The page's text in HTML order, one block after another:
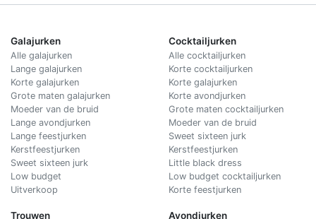
Galajurken
Alle galajurken
Lange galajurken
Korte galajurken
Grote maten galajurken
Moeder van de bruid
Lange avondjurken
Lange feestjurken
Kerstfeestjurken
Sweet sixteen jurk
Low budget
Uitverkoop
Trouwen
Cocktailjurken
Alle cocktailjurken
Korte cocktailjurken
Korte galajurken
Korte avondjurken
Grote maten cocktailjurken
Moeder van de bruid
Sweet sixteen jurk
Kerstfeestjurken
Little black dress
Low budget cocktailjurken
Korte feestjurken
Avondjurken